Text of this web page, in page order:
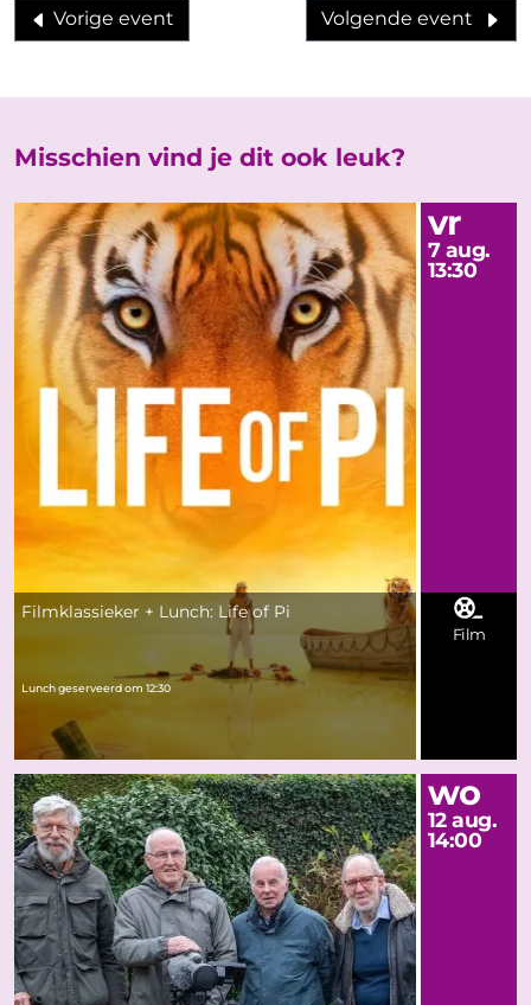
Vorige event Volgende event
Misschien vind je dit ook leuk?
Filmklassieker + Lunch: Life of Pi
Lunch geserveerd om 12:30
vr
7 aug.
13:30
Film
wo
12 aug.
14:00